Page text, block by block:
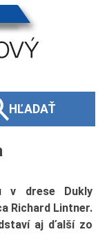
HĽADAŤ
v drese Dukly
Richard Lintner.
aj ďalší zo